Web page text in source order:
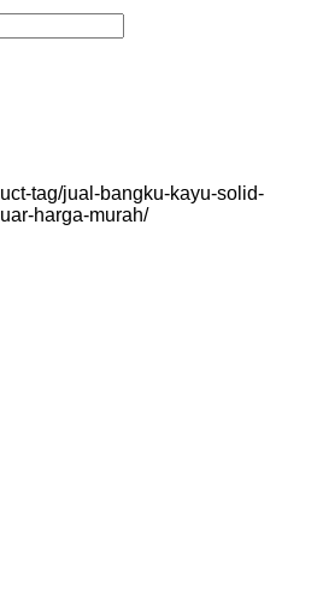
tag/jual-bangku-kayu-solid-
harga-murah/